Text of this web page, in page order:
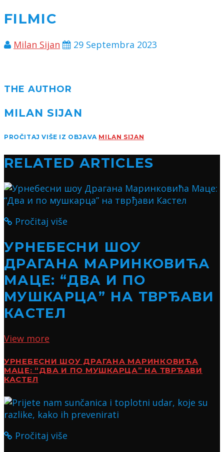
FILMIC
Milan Sijan 29 Septembra 2023
THE AUTHOR
MILAN SIJAN
PROČITAJ VIŠE IZ OBJAVA MILAN SIJAN
RELATED ARTICLES
Pročitaj više
УРНЕБЕСНИ ШОУ
ДРАГАНА МАРИНКОВИЋА
МАЦЕ: “ДВА И ПО
МУШКАРЦА” НА ТВРЂАВИ
КАСТЕЛ
View more
УРНЕБЕСНИ ШОУ ДРАГАНА МАРИНКОВИЋА
МАЦЕ: “ДВА И ПО МУШКАРЦА” НА ТВРЂАВИ
КАСТЕЛ
Pročitaj više